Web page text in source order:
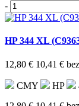
-
HP 344 XL
12,80 € 10,41 €
CMY HP